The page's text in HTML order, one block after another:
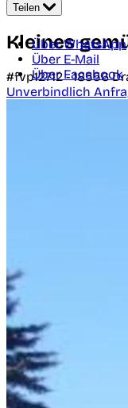
Teilen
Über WhatsApp
Über E-Mail
Über Facebook
Kleines
#fvp12712 -18556
Unverbindlich